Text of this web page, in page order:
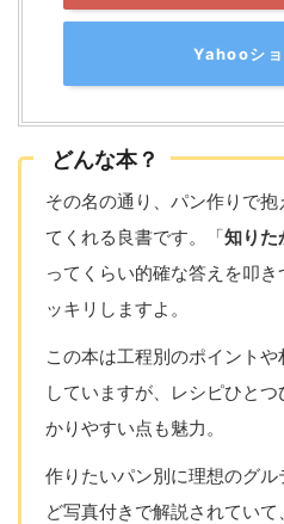
Yahooシ
どんな本？
その名の通り、パン作りで
てくれる良書です。「知りた
ってくらい的確な答えを叩
ッキリしますよ。
この本は工程別のポイント
していますが、レシピひと
かりやすい点も魅力。
作りたいパン別に理想のグ
ど写真付きで解説されていて